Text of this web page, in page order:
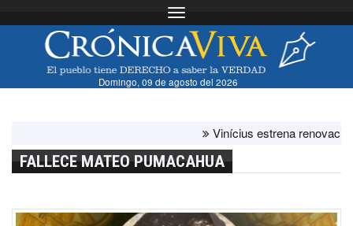
Toggle navigation
Domingo, 09 de agosto del 2026
Vinícius estrena renovación
FALLECE MATEO PUMACAHUA